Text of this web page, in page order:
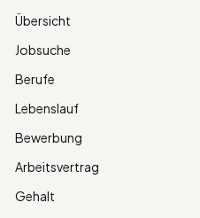
Übersicht
Jobsuche
Berufe
Lebenslauf
Bewerbung
Arbeitsvertrag
Gehalt